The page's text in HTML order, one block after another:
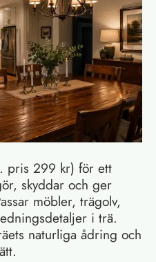
pris 299 kr) för ett
skyddar och ger
möbler, trägolv,
i trä.
naturliga ådring och